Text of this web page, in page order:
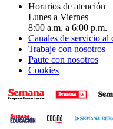
Horarios de atención
Lunes a Viernes
8:00 a.m. a 6:00 p.m.
Canales de servicio al
Trabaje con nosotros
Paute con nosotros
Cookies